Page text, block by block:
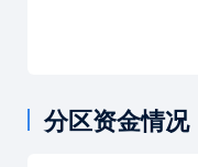
分区资金情况